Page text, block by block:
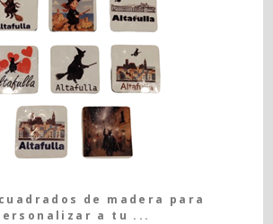
de madera para
a tu ...